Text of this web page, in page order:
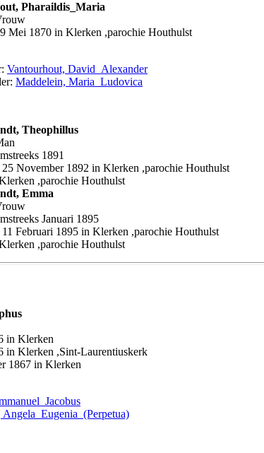
Pharaildis_Maria
Mei 1870 in Klerken ,parochie Houthulst
Vantourhout, David_Alexander
Maddelein, Maria_Ludovica
Theophillus
1891
November 1892 in Klerken ,parochie Houthulst
,parochie Houthulst
Emma
Januari 1895
Februari 1895 in Klerken ,parochie Houthulst
,parochie Houthulst
in Klerken
in Klerken ,Sint-Laurentiuskerk
1867 in Klerken
Angela_Eugenia_(Perpetua)